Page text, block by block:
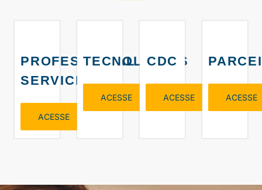
PROFESSIONAL
SERVICES
ACESSE
TECNOLOGIAS
ACESSE
CDC
ACESSE ACESSE